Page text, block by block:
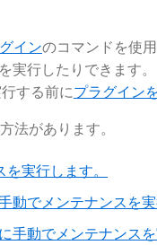
インのコマンドを使
実行したりできます
する前にプラグイン
法があります。
実行します。
動でメンテナンスを
手動でメンテナンス